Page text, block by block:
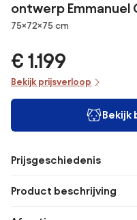
ontwerp Emmanuel
Afmetingen
75×72×75 cm
€ 1.199
Bekijk prijsverloop
Bekijk
Prijsgeschiedenis
Product beschrijving